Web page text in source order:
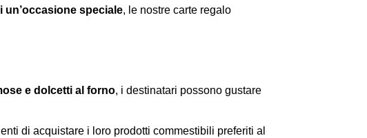
un’occasione speciale, le nostre carte regalo
e dolcetti al forno, i destinatari possono gustare
di acquistare i loro prodotti commestibili preferiti al